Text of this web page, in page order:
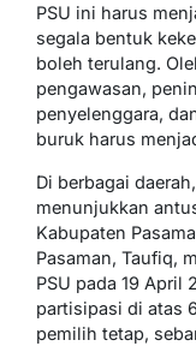
PSU ini harus
segala bentuk
boleh terulang.
pengawasan,
penyelenggara,
buruk harus
Di berbagai
menunjukkan
Kabupaten
Pasaman, Taufiq,
PSU pada 19 April
partisipasi di atas
pemilih tetap,